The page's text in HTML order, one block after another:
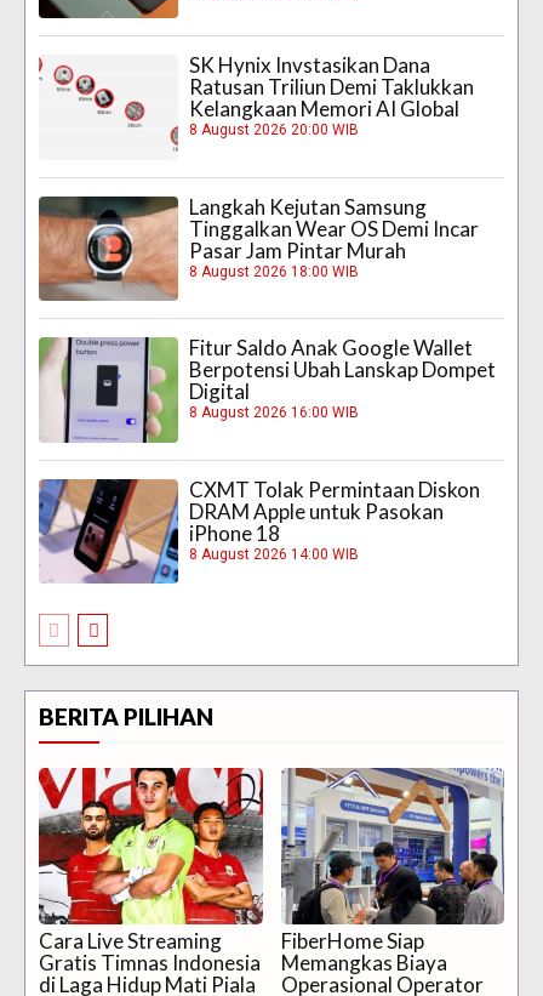
SK Hynix Invstasikan Dana
Ratusan Triliun Demi Taklukkan
Kelangkaan Memori AI Global
8 August 2026 20:00 WIB
Langkah Kejutan Samsung
Tinggalkan Wear OS Demi Incar
Pasar Jam Pintar Murah
8 August 2026 18:00 WIB
Fitur Saldo Anak Google Wallet
Berpotensi Ubah Lanskap Dompet
Digital
8 August 2026 16:00 WIB
CXMT Tolak Permintaan Diskon
DRAM Apple untuk Pasokan
iPhone 18
8 August 2026 14:00 WIB
BERITA PILIHAN
Cara Live Streaming
Gratis Timnas Indonesia
di Laga Hidup Mati Piala
FiberHome Siap
Memangkas Biaya
Operasional Operator